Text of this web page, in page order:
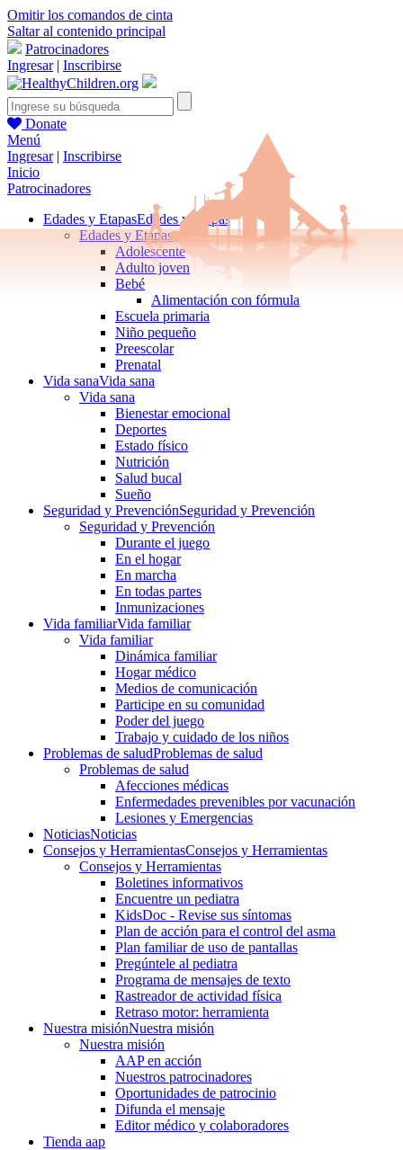
Omitir los comandos de cinta
Saltar al contenido principal
Patrocinadores
Ingresar| Inscribirse
Donate
Menú
Ingresar| Inscribirse
Inicio
Patrocinadores
Edades y EtapasEdades y Etapas
Edades y Etapas
Adolescente
Adulto joven
Bebé
Alimentación con fórmula
Escuela primaria
Niño pequeño
Preescolar
Prenatal
Vida sanaVida sana
Vida sana
Bienestar emocional
Deportes
Estado físico
Nutrición
Salud bucal
Sueño
Seguridad y PrevenciónSeguridad y Prevención
Seguridad y Prevención
Durante el juego
En el hogar
En marcha
En todas partes
Inmunizaciones
Vida familiarVida familiar
Vida familiar
Dinámica familiar
Hogar médico
Medios de comunicación
Participe en su comunidad
Poder del juego
Trabajo y cuidado de los niños
Problemas de saludProblemas de salud
Problemas de salud
Afecciones médicas
Enfermedades prevenibles por vacunación
Lesiones y Emergencias
NoticiasNoticias
Consejos y HerramientasConsejos y Herramientas
Consejos y Herramientas
Boletines informativos
Encuentre un pediatra
KidsDoc - Revise sus síntomas
Plan de acción para el control del asma
Plan familiar de uso de pantallas
Pregúntele al pediatra
Programa de mensajes de texto
Rastre​​ador de activida​d física
Retraso motor: herramienta
Nuestra misiónNuestra misión
Nuestra misión
AAP en acción
Nuestros patrocinadores
Oportunidades de patrocinio
Difunda el mensaje
Editor médico y colaboradores
Tienda aap